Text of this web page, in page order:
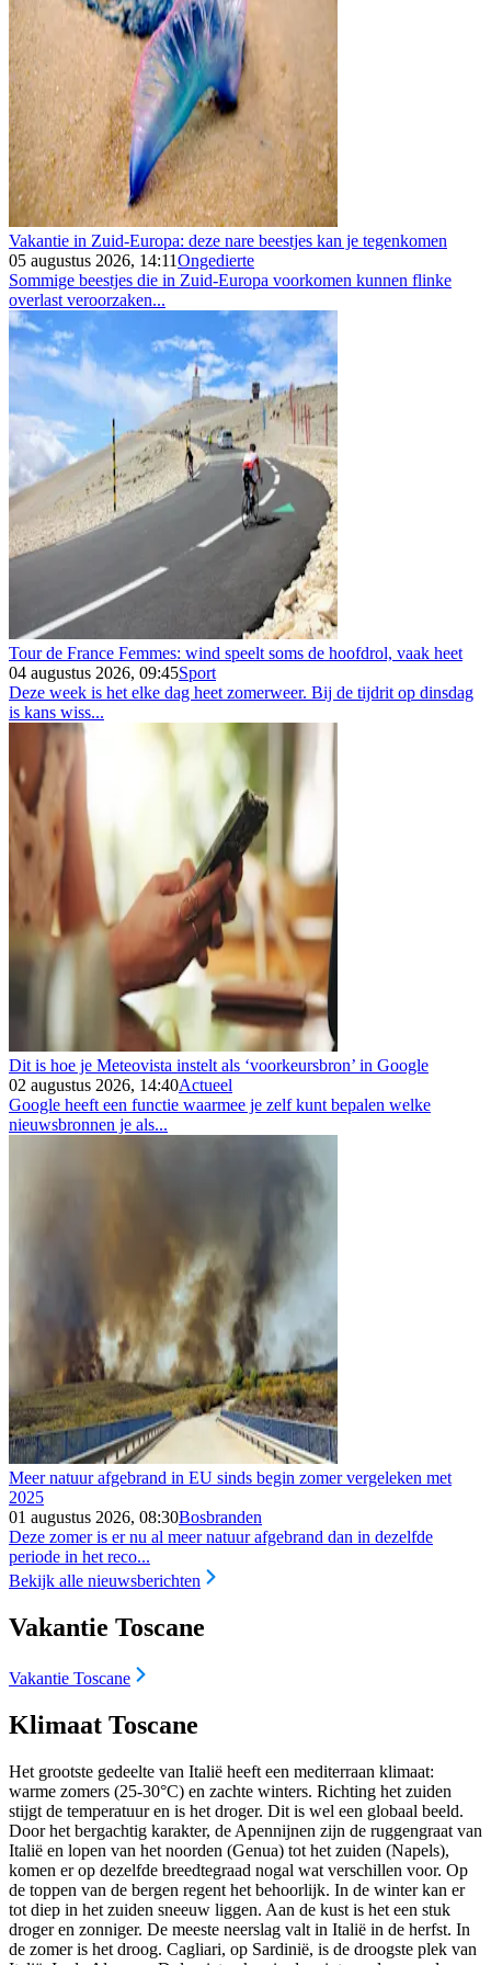
Vakantie in Zuid-Europa: deze nare beestjes kan je tegenkomen
05 augustus 2026, 14:11Ongedierte
Sommige beestjes die in Zuid-Europa voorkomen kunnen flinke
overlast veroorzaken...
Tour de France Femmes: wind speelt soms de hoofdrol, vaak heet
04 augustus 2026, 09:45Sport
Deze week is het elke dag heet zomerweer. Bij de tijdrit op dinsdag
is kans wiss...
Dit is hoe je Meteovista instelt als ‘voorkeursbron’ in Google
02 augustus 2026, 14:40Actueel
Google heeft een functie waarmee je zelf kunt bepalen welke
nieuwsbronnen je als...
Meer natuur afgebrand in EU sinds begin zomer vergeleken met
2025
01 augustus 2026, 08:30Bosbranden
Deze zomer is er nu al meer natuur afgebrand dan in dezelfde
periode in het reco...
Bekijk alle nieuwsberichten
Vakantie Toscane
Vakantie Toscane
Klimaat Toscane
Het grootste gedeelte van Italië heeft een mediterraan klimaat:
warme zomers (25-30°C) en zachte winters. Richting het zuiden
stijgt de temperatuur en is het droger. Dit is wel een globaal beeld.
Door het bergachtig karakter, de Apennijnen zijn de ruggengraat van
Italië en lopen van het noorden (Genua) tot het zuiden (Napels),
komen er op dezelfde breedtegraad nogal wat verschillen voor. Op
de toppen van de bergen regent het behoorlijk. In de winter kan er
tot diep in het zuiden sneeuw liggen. Aan de kust is het een stuk
droger en zonniger. De meeste neerslag valt in Italië in de herfst. In
de zomer is het droog. Cagliari, op Sardinië, is de droogste plek van